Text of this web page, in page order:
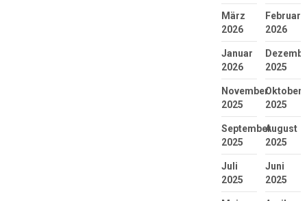
März
2026
Februar
2026
Januar
2026
2025
November
2025
Oktober
2025
September
2025
August
2025
Juli
2025
Juni
2025